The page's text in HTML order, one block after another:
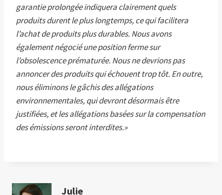
garantie prolongée indiquera clairement quels
produits durent le plus longtemps, ce qui facilitera
l’achat de produits plus durables. Nous avons
également négocié une position ferme sur
l’obsolescence prématurée. Nous ne devrions pas
annoncer des produits qui échouent trop tôt. En outre,
nous éliminons le gâchis des allégations
environnementales, qui devront désormais être
justifiées, et les allégations basées sur la compensation
des émissions seront interdites.»
Julie